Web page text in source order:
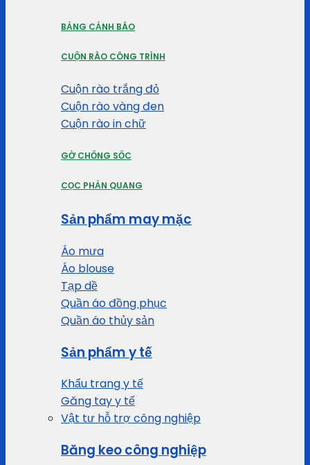
BẢNG CẢNH BÁO
CUỘN RÀO CÔNG TRÌNH
Cuộn rào trắng đỏ
Cuộn rào vàng đen
Cuộn rào in chữ
GỜ CHỐNG SỐC
CỌC PHẢN QUANG
Sản phẩm may mặc
Áo mưa
Áo blouse
Tạp dề
Quần áo đồng phục
Quần áo thủy sản
Sản phẩm y tế
Khẩu trang y tế
Găng tay y tế
Vật tư hỗ trợ công nghiệp
Băng keo công nghiệp